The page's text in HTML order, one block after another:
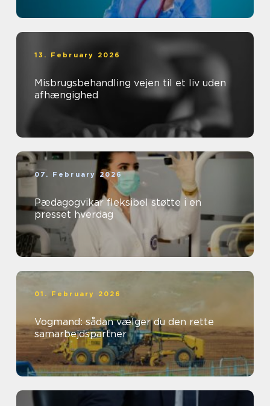
13. February 2026
Misbrugsbehandling vejen til et liv uden
afhængighed
07. February 2026
Pædagogvikar fleksibel støtte i en
presset hverdag
01. February 2026
Vogmand: sådan vælger du den rette
samarbejdspartner